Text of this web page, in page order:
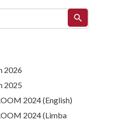
search
2026
2025
2024 (English)
2024 (Limba